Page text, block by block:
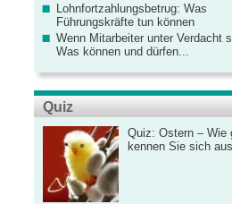
Lohnfortzahlungsbetrug: Was
Führungskräfte tun können
Wenn Mitarbeiter unter Verdacht
Was können und dürfen...
Quiz
Quiz: Ostern – Wie
kennen Sie sich